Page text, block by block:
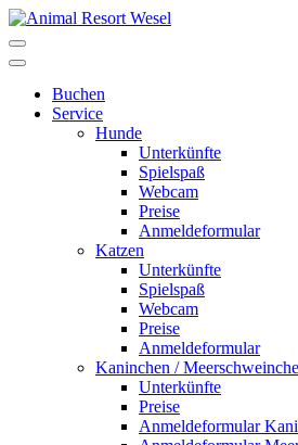
Buchen
Service
Hunde
Unterkünfte
Spielspaß
Webcam
Preise
Anmeldeformular
Katzen
Unterkünfte
Spielspaß
Webcam
Preise
Anmeldeformular
Kaninchen /
Unterkünfte
Preise
Anmeldeformular